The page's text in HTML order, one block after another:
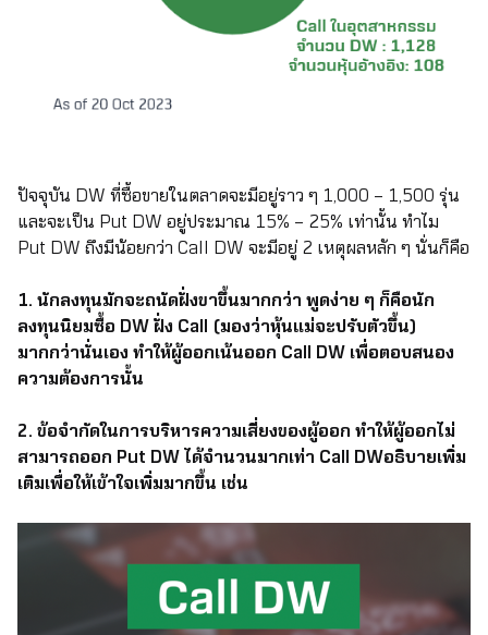
ปัจจุบัน DW ที่ซื้อขายในตลาดจะมีอยู่ราว ๆ 1,000 – 1,500 รุ่น
และจะเป็น Put DW อยู่ประมาณ 15% – 25% เท่านั้น ทำไม
Put DW ถึงมีน้อยกว่า Call DW จะมีอยู่ 2 เหตุผลหลัก ๆ นั่นก็คือ
1. นักลงทุนมักจะถนัดฝั่งขาขึ้นมากกว่า พูดง่าย ๆ ก็คือนัก
ลงทุนนิยมซื้อ DW ฝั่ง Call (มองว่าหุ้นแม่จะปรับตัวขึ้น)
มากกว่านั่นเอง ทำให้ผู้ออกเน้นออก Call DW เพื่อตอบสนอง
ความต้องการนั้น
2.ข้อจำกัดในการบริหารความเสี่ยงของผู้ออก ทำให้ผู้ออกไม่
สามารถออก Put DW ได้จำนวนมากเท่า Call DWอธิบายเพิ่ม
เติมเพื่อให้เข้าใจเพิ่มมากขึ้น เช่น